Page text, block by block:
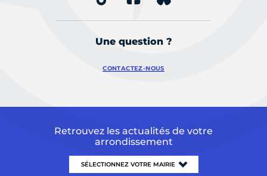
Une question ?
CONTACTEZ-NOUS
Retrouvez les actualités de votre
arrondissement